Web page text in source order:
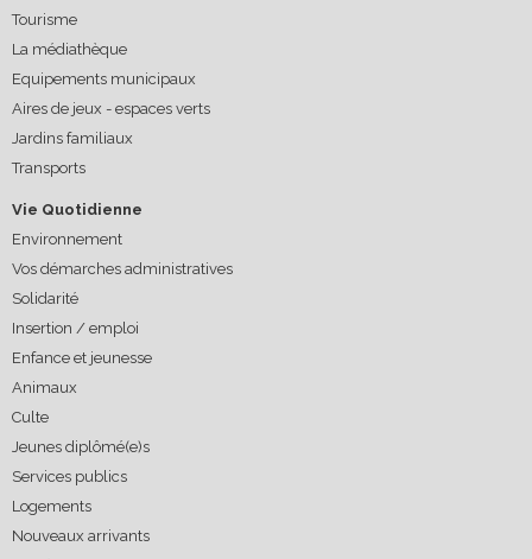
Tourisme
La médiathèque
Equipements municipaux
Aires de jeux - espaces verts
Jardins familiaux
Transports
Vie Quotidienne
Environnement
Vos démarches administratives
Solidarité
Insertion / emploi
Enfance et jeunesse
Animaux
Culte
Jeunes diplômé(e)s
Services publics
Logements
Nouveaux arrivants